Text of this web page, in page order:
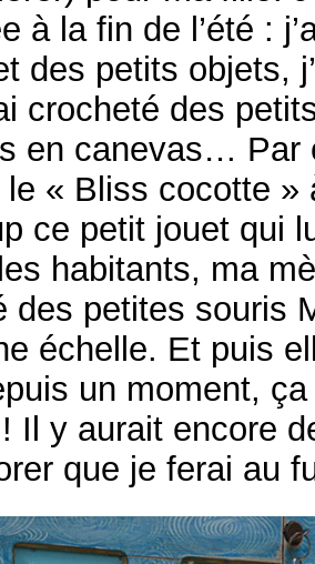
à la fin de l’été :
des petits objets,
crocheté des
en canevas… Par
« Bliss cocotte »
ce petit jouet qui
habitants, ma
des petites souris
échelle. Et puis
un moment,
Il y aurait encore
que je ferai au